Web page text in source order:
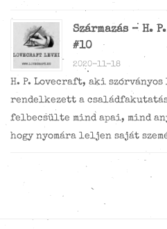
Származás – H.
#10
2020-11-18
H. P. Lovecraft, aki
rendelkezett a
felbecsülte mind apai, mind
hogy nyomára leljen saját